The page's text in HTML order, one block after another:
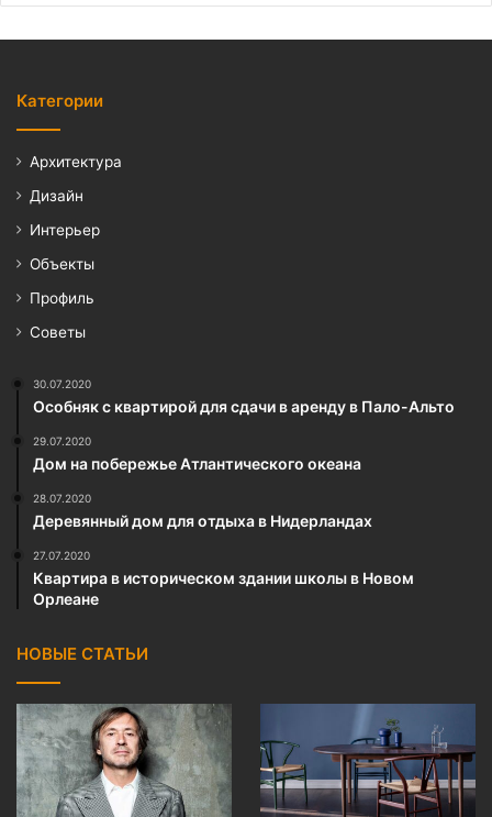
Категории
Архитектура
Дизайн
Интерьер
Объекты
Профиль
Советы
30.07.2020
Особняк с квартирой для сдачи в аренду в Пало-Альто
29.07.2020
Дом на побережье Атлантического океана
28.07.2020
Деревянный дом для отдыха в Нидерландах
27.07.2020
Квартира в историческом здании школы в Новом
Орлеане
НОВЫЕ СТАТЬИ